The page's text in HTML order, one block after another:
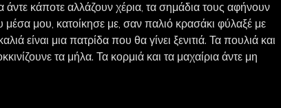
άντε κάποτε αλλάζουν χέρια, τα σημάδια τους αφήνουν
μου, κατοίκησε με, σαν παλιό κρασάκι φύλαξέ με
είναι μια πατρίδα που θα γίνει ξενιτιά. Τα πουλιά και
τα μήλα. Τα κορμιά και τα μαχαίρια άντε μη